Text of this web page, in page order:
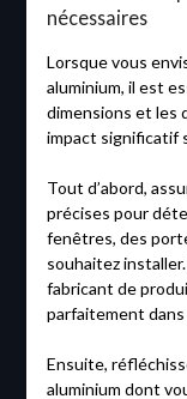
nécessaires
Lorsque vous
aluminium, il est
dimensions et les
impact significatif
Tout d’abord,
précises pour
fenêtres, des
souhaitez
fabricant de
parfaitement
Ensuite,
aluminium dont